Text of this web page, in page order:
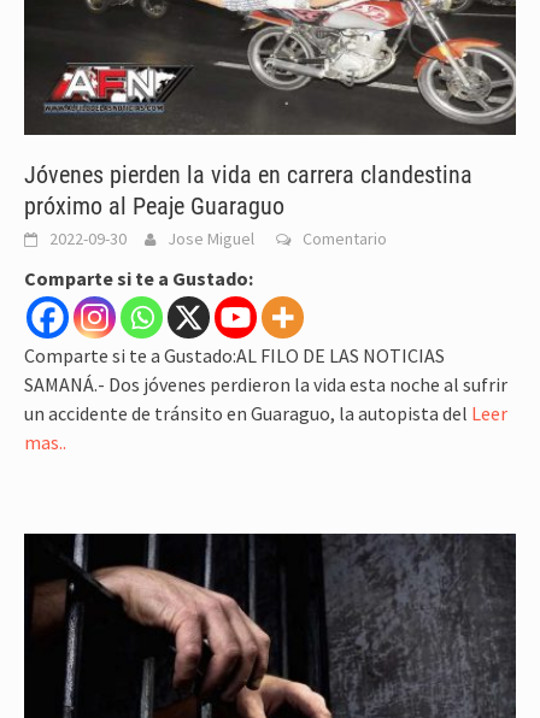
Jóvenes pierden la vida en carrera clandestina
próximo al Peaje Guaraguo
2022-09-30 Jose Miguel Comentario
Comparte si te a Gustado:
Comparte si te a Gustado:AL FILO DE LAS NOTICIAS
SAMANÁ.- Dos jóvenes perdieron la vida esta noche al sufrir
un accidente de tránsito en Guaraguo, la autopista del Leer
mas..